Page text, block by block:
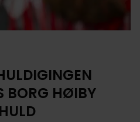
BORG HØIBY